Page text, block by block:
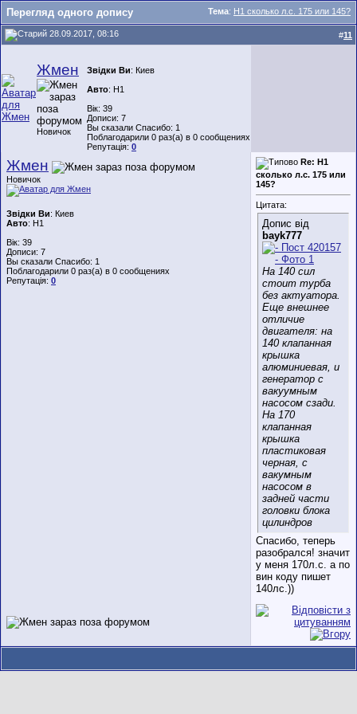
Тема: Н1 сколько л.с. 175 или 145?
Перегляд одного допису
28.09.2017, 08:16 #11
Жмен
Новичок
Звідки Ви: Киев
Авто: H1
Вік: 39
Дописи: 7
Вы сказали Спасибо: 1
Поблагодарили 0 раз(а) в 0 сообщениях
Репутація: 0
Жмен
Новичок
Звідки Ви: Киев
Авто: H1
Вік: 39
Дописи: 7
Вы сказали Спасибо: 1
Поблагодарили 0 раз(а) в 0 сообщениях
Репутація: 0
Re: Н1
сколько л.с. 175 или
145?
Цитата:
Допис від
bayk777
На 140 сил
стоит турба
без актуатора.
Еще внешнее
отличие
двигателя: на
140 клапанная
крышка
алюминиевая, и
генератор с
вакуумным
насосом сзади.
На 170
клапанная
крышка
пластиковая
черная, с
вакумным
насосом в
задней части
головки блока
цилиндров
Спасибо, теперь
разобрался! значит
у меня 170л.с. а по
вин коду пишет
140лс.))